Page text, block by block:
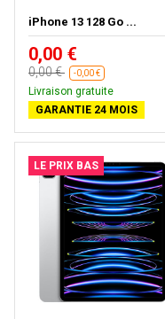
iPhone 13 128 Go ...
0,00 €
0,00 € -0,00 €
Livraison gratuite
GARANTIE 24 MOIS
LE PRIX BAS